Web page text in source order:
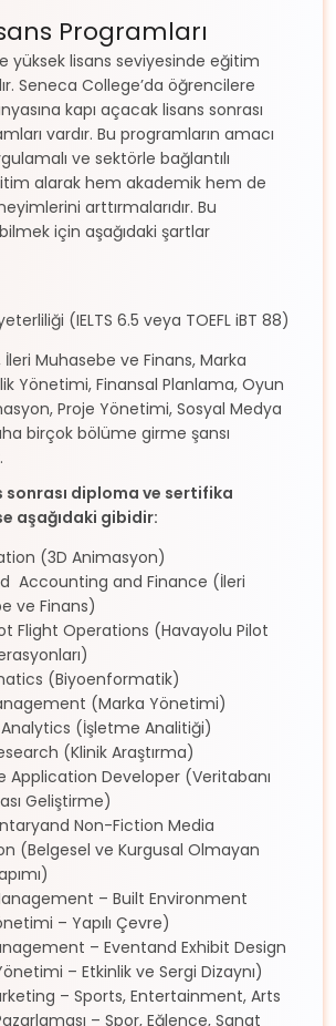
Programları
yüksek lisans seviyesinde eğitim
Seneca College’da öğrencilere
kapı açacak lisans sonrası
vardır. Bu programların amacı
ve sektörle bağlantılı
alarak hem akademik hem de
arttırmalarıdır. Bu
için aşağıdaki şartlar
(IELTS 6.5 veya TOEFL iBT 88)
Muhasebe ve Finans, Marka
Yönetimi, Finansal Planlama, Oyun
Proje Yönetimi, Sosyal Medya
birçok bölüme girme şansı
sonrası diploma ve sertifika
aşağıdaki gibidir:
(3D Animasyon)
Accounting and Finance (İleri
ve Finans)
Flight Operations (Havayolu Pilot
(Biyoenformatik)
(Marka Yönetimi)
Analytics (İşletme Analitiği)
(Klinik Araştırma)
Application Developer (Veritabanı
Geliştirme)
Non-Fiction Media
(Belgesel ve Kurgusal Olmayan
– Built Environment
– Yapılı Çevre)
– Eventand Exhibit Design
– Etkinlik ve Sergi Dizaynı)
– Sports, Entertainment, Arts
– Spor, Eğlence, Sanat